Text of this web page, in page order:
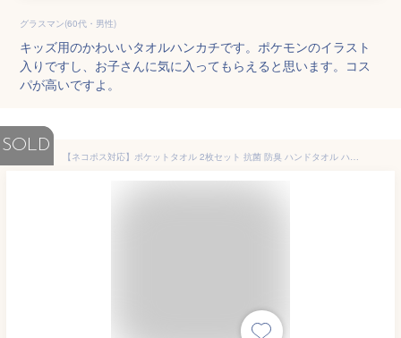
グラスマン(60代・男性)
キッズ用のかわいいタオルハンカチです。ポケモンのイラスト
入りですし、お子さんに気に入ってもらえると思います。コス
パが高いですよ。
SOLD
【ネコポス対応】ポケットタオル 2枚セット 抗菌 防臭 ハンドタオル ハンカチ トーマス コウペンちゃん いないいないばぁっ ミニオン ミッフィー